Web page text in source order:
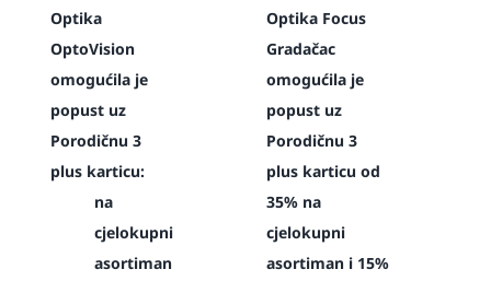
Optika
OptoVision
omogućila je
popust uz
Porodičnu 3
plus karticu:
na
cjelokupni
asortiman
Optika Focus
Gradačac
omogućila je
popust uz
Porodičnu 3
plus karticu od
35% na
cjelokupni
asortiman i 15%